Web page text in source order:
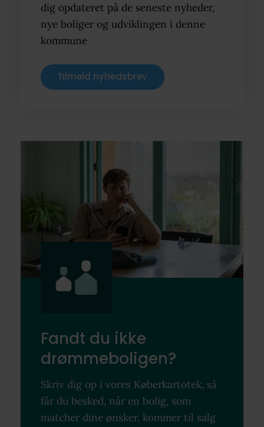
dig opdateret på de seneste nyheder,
nye boliger og udviklingen i denne
kommune
Tilmeld nyhedsbrev
Fandt du ikke
drømmeboligen?
Skriv dig op i vores Køberkartotek, så
får du besked, når en bolig, som
matcher dine ønsker, kommer til salg